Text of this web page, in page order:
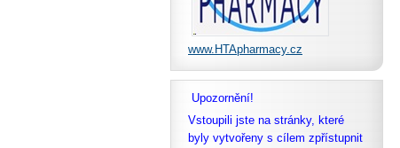
www.HTApharmacy.cz
Upozornění!
Vstoupili jste na stránky, které
byly vytvořeny s cílem zpřístupnit